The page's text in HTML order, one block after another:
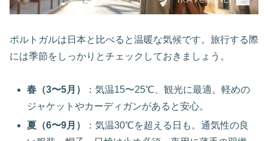
ポルトガルは日本と比べると温暖な気候です。旅行する際
には季節をしっかりとチェックしておきましょう。
春（3〜5月）
：気温15〜25℃、観光に最適。軽めの
ジャケットやカーディガンがあると安心。
夏（6〜9月）
：気温30℃を超える日も。通気性の良